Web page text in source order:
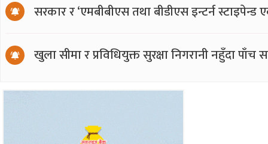
सरकार र ‘एमबीबीएस तथा बीडीएस इन्टर्न
खुला सीमा र प्रविधियुक्त सुरक्षा निगरानी नहुँदा पाँच